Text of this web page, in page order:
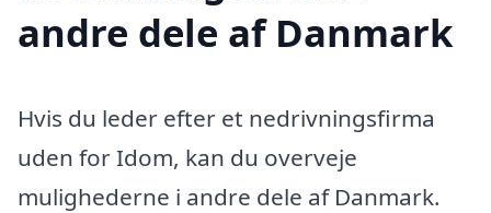
andre dele af Danmark
Hvis du leder efter et nedrivningsfirma
uden for Idom, kan du overveje
mulighederne i andre dele af Danmark.